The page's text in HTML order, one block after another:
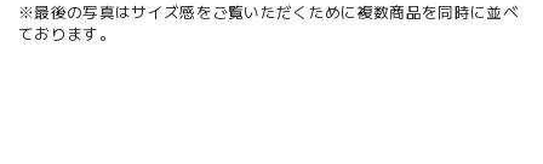
※最後の写真はサイズ感をご覧いただくために複数商品を同時に並べ
ております。